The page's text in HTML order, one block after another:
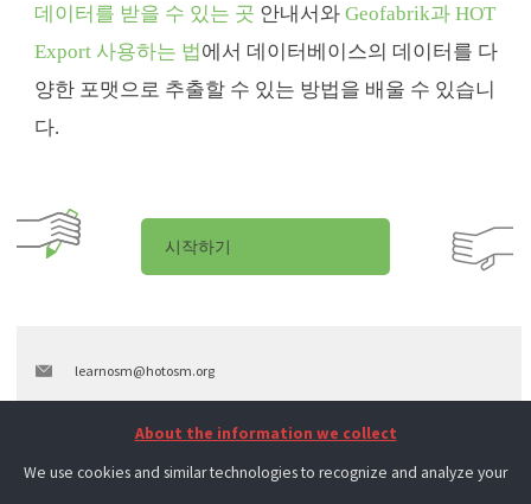
데이터를 받을 수 있는 곳 안내서와Geofabrik과 HOT
Export 사용하는 법에서 데이터베이스의 데이터를 다
양한 포맷으로 추출할 수 있는 방법을 배울 수 있습니
다.
시작하기
learnosm@hotosm.org
About the information we collect
We use cookies and similar technologies to recognize and analyze your